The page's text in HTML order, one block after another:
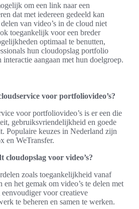
om een link naar een
dat met iedereen gedeeld kan
van video’s in de cloud niet
toegankelijk voor een breder
optimaal te benutten,
hun cloudopslag portfolio
interactie aangaan met hun doelgroep.
voor portfoliovideo’s?
voor portfoliovideo’s is er een die
gebruiksvriendelijkheid en goede
Populaire keuzes in Nederland zijn
en WeTransfer.
cloudopslag voor video’s?
zoals toegankelijkheid vanaf
en het gemak om video’s te delen met
voor creatieve
te beheren en samen te werken.